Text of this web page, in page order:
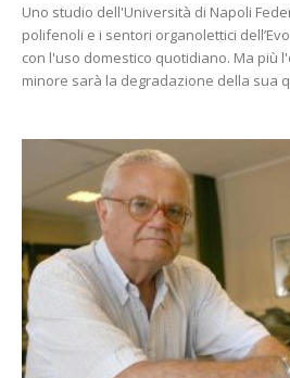
Uno studio dell'Università di Napoli
polifenoli e i sentori organolettici
con l'uso domestico quotidiano. Ma più
minore sarà la degradazione della sua